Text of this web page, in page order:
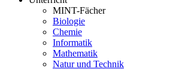
MINT-Fächer
Biologie
Chemie
Informatik
Mathematik
Natur und Technik